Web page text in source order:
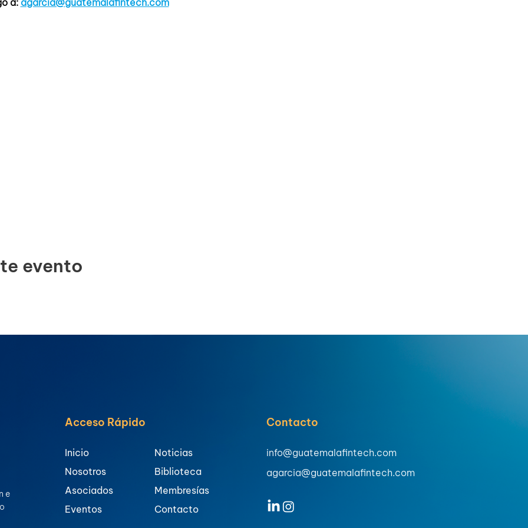
a: agarcia@guatemalafintech.com
evento
e
Acceso Rápido
Inicio
Nosotros
Asociados
Eventos
Noticias
Biblioteca
Membresías
Contacto
Contacto
info@guatemalafintech.com
agarcia@guatemalafintech.com